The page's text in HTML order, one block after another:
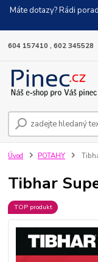
Máte dotazy? Rádi
604 157410 , 602 345528
Úvod POTAHY
Tibhar
TOP produkt